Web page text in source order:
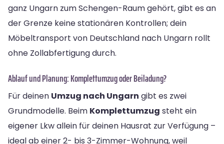
ganz Ungarn zum Schengen-Raum gehört, gibt es an
der Grenze keine stationären Kontrollen; dein
Möbeltransport von Deutschland nach Ungarn rollt
ohne Zollabfertigung durch.
Ablauf und Planung: Komplettumzug oder Beiladung?
Für deinen Umzug nach Ungarn gibt es zwei
Grundmodelle. Beim Komplettumzug steht ein
eigener Lkw allein für deinen Hausrat zur Verfügung –
ideal ab einer 2- bis 3-Zimmer-Wohnung, weil